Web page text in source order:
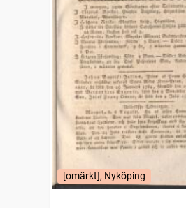
[omärkt], Nyköping